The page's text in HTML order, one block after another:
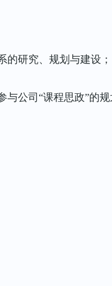
的研究、规划与建设；
与公司 “课程思政”的